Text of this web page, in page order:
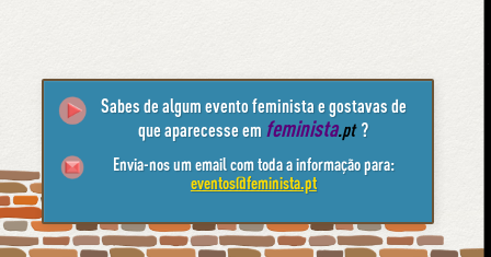
Sabes de algum evento feminista e gostavas de
que aparecesse em feminista.pt ?
Envia-nos um email com toda a informação para:
eventos@feminista.pt